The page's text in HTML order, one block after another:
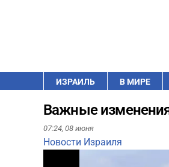
ИЗРАИЛЬ В МИРЕ
Важные
07:24, 08 июня
Новости Израиля